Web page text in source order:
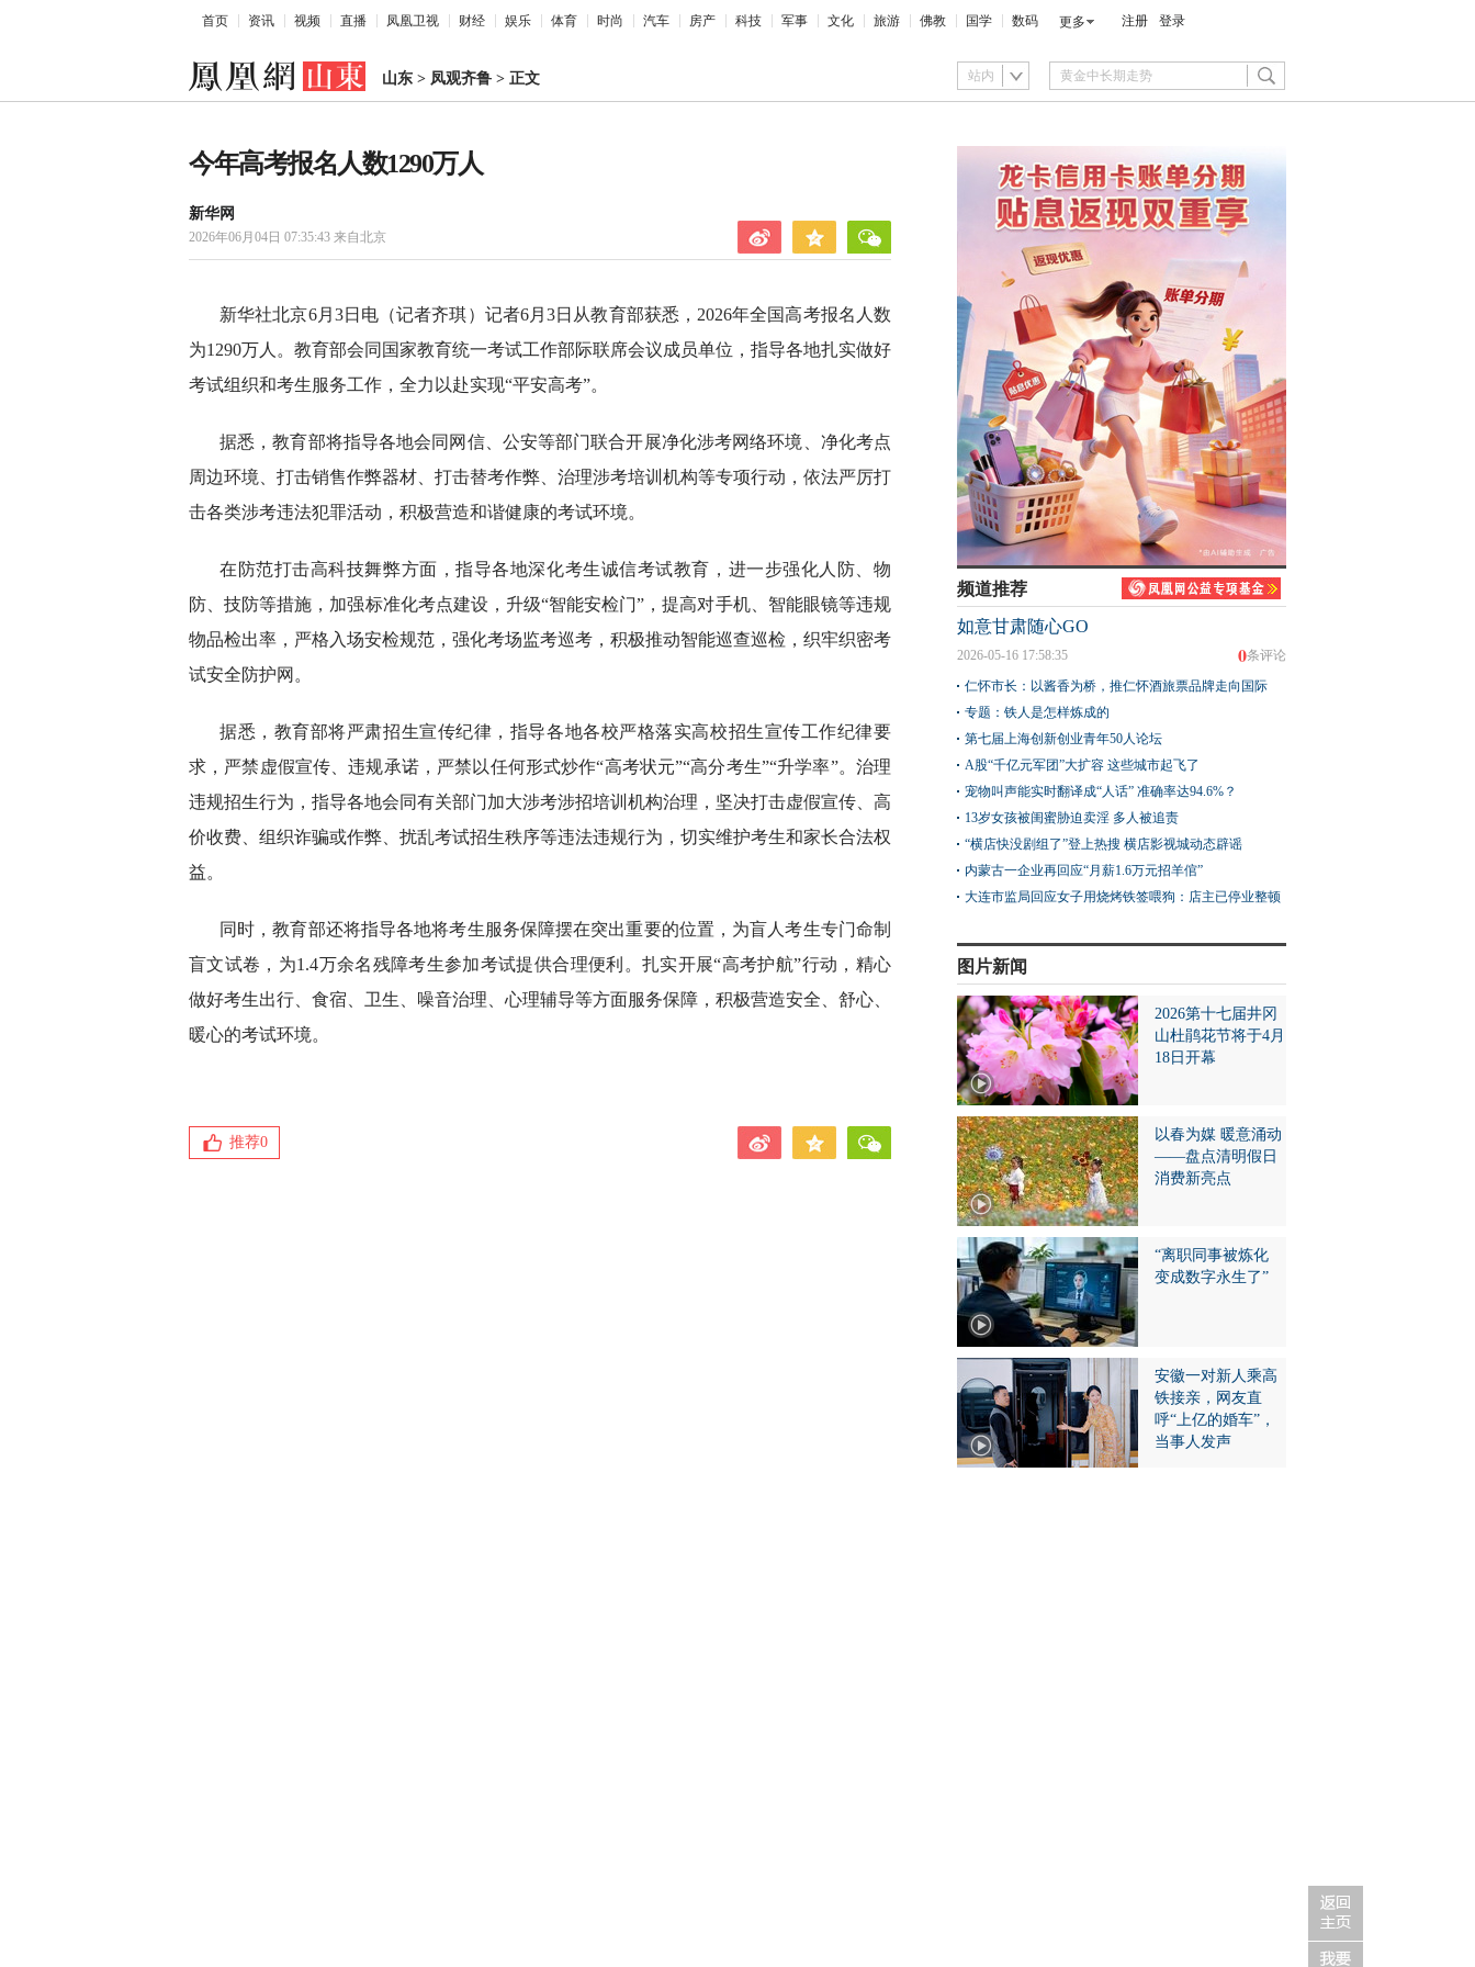
首页 资讯 视频 直播 凤凰卫视 财经 娱乐 体育 时尚 汽车 房产 科技 军事 文化 旅游 佛教 国学 数码 更多 注册 登录
山东 > 凤观齐鲁 > 正文 站内
今年高考报名人数1290万人
新华网
2026年06月04日 07:35:43 来自北京
新华社北京6月3日电（记者齐琪）记者6月3日从教育部获悉，2026年全国高考报名人数
为1290万人。教育部会同国家教育统一考试工作部际联席会议成员单位，指导各地扎实做好
考试组织和考生服务工作，全力以赴实现“平安高考”。
据悉，教育部将指导各地会同网信、公安等部门联合开展净化涉考网络环境、净化考点
周边环境、打击销售作弊器材、打击替考作弊、治理涉考培训机构等专项行动，依法严厉打
击各类涉考违法犯罪活动，积极营造和谐健康的考试环境。
在防范打击高科技舞弊方面，指导各地深化考生诚信考试教育，进一步强化人防、物
防、技防等措施，加强标准化考点建设，升级“智能安检门”，提高对手机、智能眼镜等违规
物品检出率，严格入场安检规范，强化考场监考巡考，积极推动智能巡查巡检，织牢织密考
试安全防护网。
据悉，教育部将严肃招生宣传纪律，指导各地各校严格落实高校招生宣传工作纪律要
求，严禁虚假宣传、违规承诺，严禁以任何形式炒作“高考状元”“高分考生”“升学率”。治理
违规招生行为，指导各地会同有关部门加大涉考涉招培训机构治理，坚决打击虚假宣传、高
价收费、组织诈骗或作弊、扰乱考试招生秩序等违法违规行为，切实维护考生和家长合法权
益。
同时，教育部还将指导各地将考生服务保障摆在突出重要的位置，为盲人考生专门命制
盲文试卷，为1.4万余名残障考生参加考试提供合理便利。扎实开展“高考护航”行动，精心
做好考生出行、食宿、卫生、噪音治理、心理辅导等方面服务保障，积极营造安全、舒心、
暖心的考试环境。
推荐0
频道推荐
如意甘肃随心GO
0条评论
2026-05-16 17:58:35
仁怀市长：以酱香为桥，推仁怀酒旅票品牌走向国际
专题：铁人是怎样炼成的
第七届上海创新创业青年50人论坛
A股“千亿元军团”大扩容 这些城市起飞了
宠物叫声能实时翻译成“人话” 准确率达94.6%？
13岁女孩被闺蜜胁迫卖淫 多人被追责
“横店快没剧组了”登上热搜 横店影视城动态辟谣
内蒙古一企业再回应“月薪1.6万元招羊倌”
大连市监局回应女子用烧烤铁签喂狗：店主已停业整顿
图片新闻
2026第十七届井冈
山杜鹃花节将于4月
18日开幕
以春为媒 暖意涌动
——盘点清明假日
消费新亮点
“离职同事被炼化
变成数字永生了”
安徽一对新人乘高
铁接亲，网友直
呼“上亿的婚车”，
当事人发声